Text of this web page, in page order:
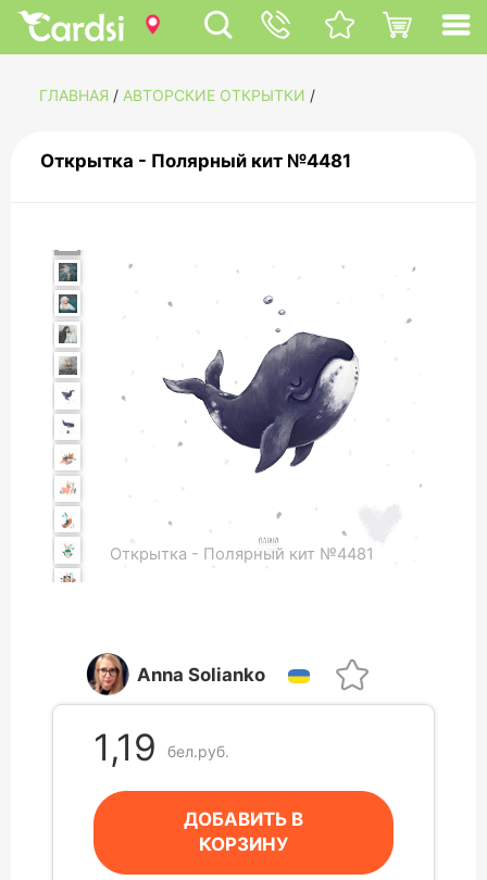
ГЛАВНАЯ / АВТОРСКИЕ ОТКРЫТКИ /
Открытка - Полярный кит №4481
Открытка - Полярный кит №4481
Anna Solianko
1,19 бел.руб.
ДОБАВИТЬ В
КОРЗИНУ